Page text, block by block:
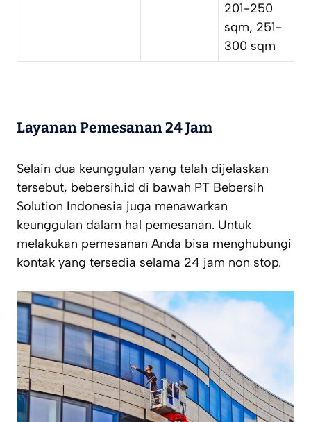
201-250
sqm, 251-
300 sqm
Layanan Pemesanan 24 Jam
Selain dua keunggulan yang telah dijelaskan
tersebut, bebersih.id di bawah PT Bebersih
Solution Indonesia juga menawarkan
keunggulan dalam hal pemesanan. Untuk
melakukan pemesanan Anda bisa menghubungi
kontak yang tersedia selama 24 jam non stop.